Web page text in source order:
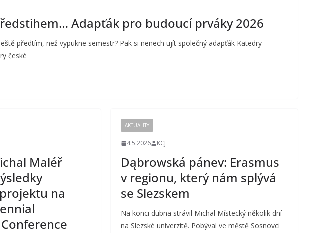
Adapťák pro budoucí prváky 2026
předtím, než vypukne semestr? Pak si nenech ujít společný adapťák Katedry
české
Maléř
na
AKTUALITY
4.5.2026 KCJ
Dąbrowská pánev: Erasmus
v regionu, který nám splývá
se Slezskem
Na konci dubna strávil Michal Místecký několik dní
na Slezské univerzitě. Pobýval ve městě Sosnovci